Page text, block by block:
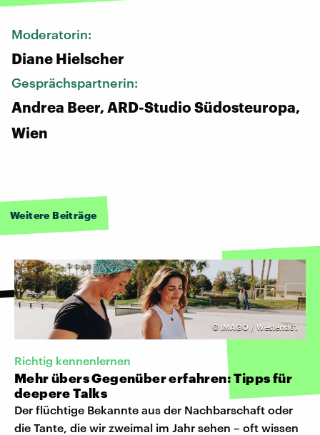
Moderatorin:
Diane Hielscher
Gesprächspartnerin:
Andrea Beer, ARD-Studio Südosteuropa,
Wien
Weitere Beiträge
© IMAGO / Westend61
Richtig kennenlernen
Mehr übers Gegenüber erfahren: Tipps für
deepere Talks
Der flüchtige Bekannte aus der Nachbarschaft oder
die Tante, die wir zweimal im Jahr sehen – oft wissen